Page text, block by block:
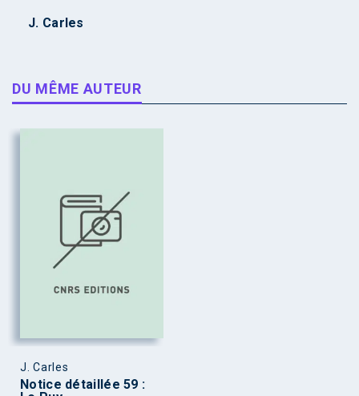
J. Carles
DU MÊME AUTEUR
J. Carles
Notice détaillée 59 :